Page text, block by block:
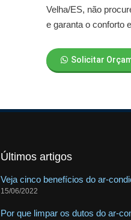
Velha/ES, não
e garanta o conforto
Solicitar
Últimos artigos
Veja cinco benefícios do ar-
15/06/2022
Por que limpar os dutos do ar-